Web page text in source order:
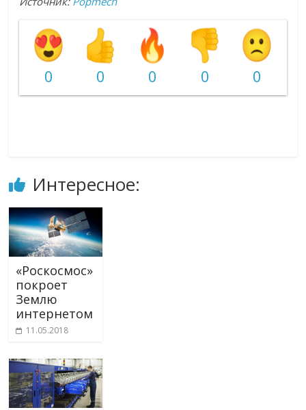
0 0 0 0 0
Интересное:
«Роскосмос»
покроет
Землю
интернетом
11.05.2018